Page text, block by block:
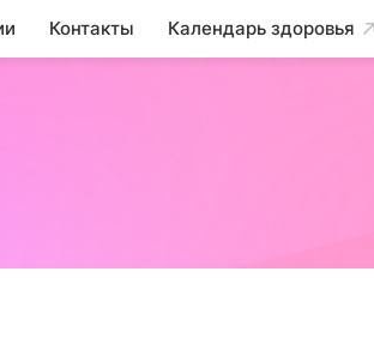
Контакты Календарь здоровья